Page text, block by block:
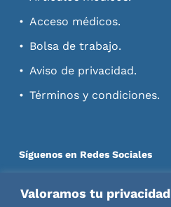
Valoramos tu privacidad
Acceso médicos.
Bolsa de trabajo.
Aviso de privacidad.
Términos y condiciones.
Síguenos en Redes Sociales